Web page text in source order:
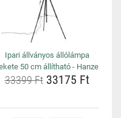
Ipari állványos állólámpa
50 cm állítható - Hanze
33399 Ft33175 Ft